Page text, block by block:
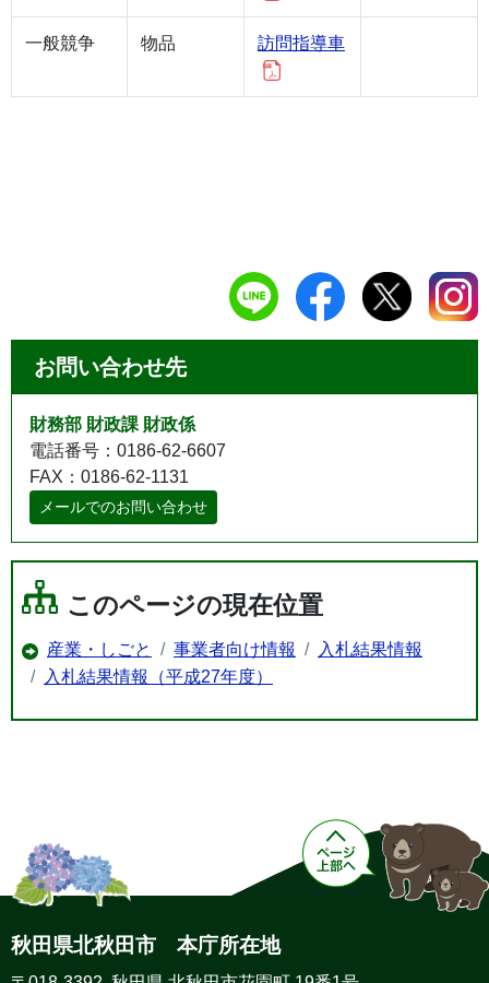
一般競争 物品 訪問指導車
お問い合わせ先
財務部 財政課 財政係
電話番号：0186-62-6607
FAX：0186-62-1131
メールでのお問い合わせ
このページの現在位置
産業・しごと 事業者向け情報
入札結果情報
入札結果情報（平成27年度）
秋田県北秋田市 本庁所在地